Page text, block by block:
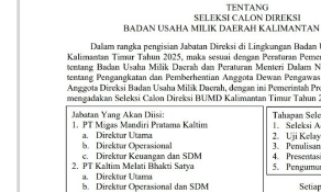
Perempuan/Anak